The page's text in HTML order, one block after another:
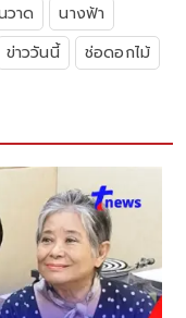
วาด
นางฟ้า
ข่าววันนี้ ช่อดอกไม้